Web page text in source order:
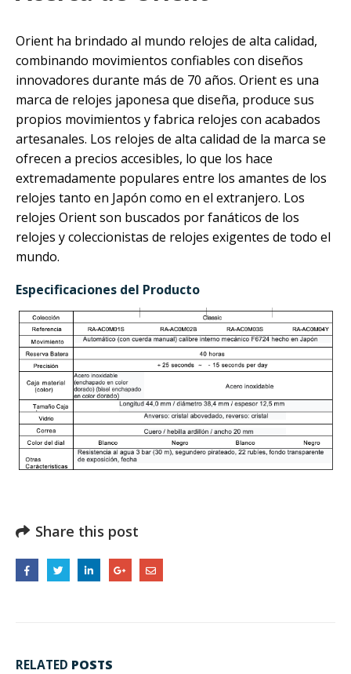
Orient ha brindado al mundo relojes de alta calidad,
combinando movimientos confiables con diseños
innovadores durante más de 70 años. Orient es una
marca de relojes japonesa que diseña, produce sus
propios movimientos y fabrica relojes con acabados
artesanales. Los relojes de alta calidad de la marca se
ofrecen a precios accesibles, lo que los hace
extremadamente populares entre los amantes de los
relojes tanto en Japón como en el extranjero. Los
relojes Orient son buscados por fanáticos de los
relojes y coleccionistas de relojes exigentes de todo el
mundo.
Especificaciones del Producto
Share this post
RELATED POSTS